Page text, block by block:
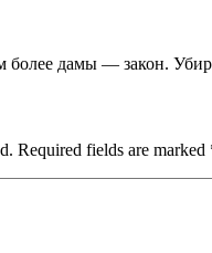
более дамы — закон.
Required fields are marked